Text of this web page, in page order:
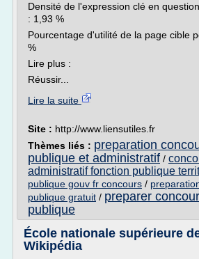
Densité de l'expression clé en
: 1,93 %
Pourcentage d'utilité de la page cible
%
Lire plus :
Réussir...
Lire la suite
Site : http://www.liensutiles.fr
Thèmes liés : preparation
publique et administratif /
administratif fonction publique
publique gouv fr concours /
publique gratuit / preparer
publique
École nationale supérieure
Wikipédia